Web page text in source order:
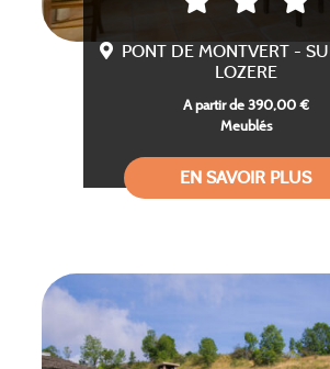
PONT DE MONTVERT -
LOZERE
A partir de 390,00 €
Meublés
EN SAVOIR PLUS